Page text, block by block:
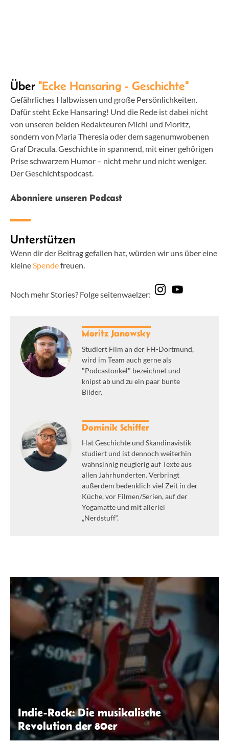
Über "Ecke Hansaring - Geschichte"
Gefährliches Halbwissen und große Persönlichkeiten.
Dafür steht Ecke Hansaring! Und die Rede ist dabei nicht
von unseren beiden Redakteuren Michi und Moritz,
sondern von Maria Theresia oder dem sagenumwobenen
Graf Dracula. Geschichte in spannend, mit einer gehörigen
Prise schwarzem Humor – nicht mehr und nicht weniger.
Der Geschichtspodcast.
Abonniere unseren Podcast
Unterstützen
Wenn dir der Beitrag gefallen hat, würden wir uns über eine
kleineSpendefreuen.
Noch mehr Stories? Folge seitenwaelzer:
Moritz Janowsky
Studiert Film an der FH-Dortmund,
wird im Team auch gerne als
"Podcastonkel" bezeichnet und
knipst ab und zu ein paar bunte
Bilder.
Dominik Schiffer
Hat Geschichte und Skandinavistik
studiert und ist dennoch weiterhin
wahnsinnig neugierig auf Texte aus
allen Jahrhunderten. Verbringt
außerdem bedenklich viel Zeit in der
Küche, vor Filmen/Serien, auf der
Yogamatte und mit allerlei
„Nerdstuff“.
Indie-Rock: Die musikalische
Revolution der 80er